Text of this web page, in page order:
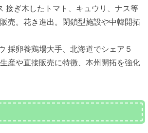
接ぎ木したトマト、キュウリ、ナス等
売。花き進出。閉鎖型施設や中韓開拓
採卵養鶏場大手、北海道でシェア５
産や直接販売に特徴、本州開拓を強化